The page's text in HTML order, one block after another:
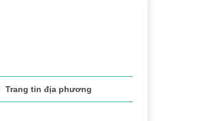
Trang tin địa phương